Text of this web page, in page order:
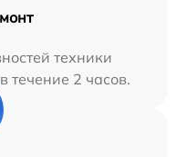
техники
течение 2 часов.